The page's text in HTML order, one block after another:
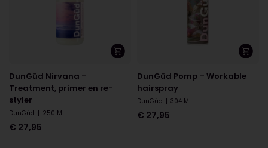
DunGüd Nirvana –
Treatment, primer en re-
styler
DunGüd | 250 ML
€ 27,95
DunGüd Pomp – Workable
hairspray
DunGüd | 304 ML
€ 27,95